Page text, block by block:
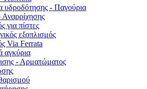
υδροδότησης - Παγούρια
για πίστες
εξοπλισμός
Via Ferrata
αγκύρια
- Αρματώματος